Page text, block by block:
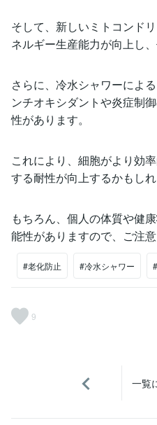
そして、新しいミトコンド
ネルギー生産能力が向上し
さらに、冷水シャワーによ
ンチオキシダントや炎症制
性があります。
これにより、細胞がより効
する耐性が向上するかもしれ
もちろん、個人の体質や健
能性がありますので、ご注意
#老化防止 #冷水シャワー
9
一覧